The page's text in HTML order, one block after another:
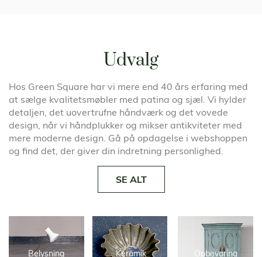
Belysning Keramik Opbevaring
Udvalg
Hos Green Square har vi mere end 40 års erfaring med
at sælge kvalitetsmøbler med patina og sjæl. Vi hylder
detaljen, det uovertrufne håndværk og det vovede
design, når vi håndplukker og mikser antikviteter med
mere moderne design. Gå på opdagelse i webshoppen
og find det, der giver din indretning personlighed.
SE ALT